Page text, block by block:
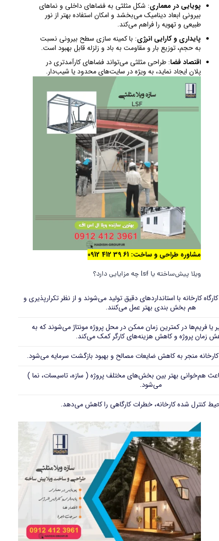
پویایی در معماری: شکل مثلثی به فضاهای داخلی و نماهای
بیرونی ابعاد دینامیک می‌بخشد و امکان استفاده بهتر از نور
طبیعی و تهویه را فراهم می‌کند.
پایداری و کارایی انرژی: با کمینه‌ سازی سطح بیرونی نسبت
به حجم، توزیع بار و مقاومت به باد و زلزله قابل بهبود است.
اقتصاد فضا: طراحی مثلثی می‌تواند فضاهای کارآمدتری در
پلان ایجاد نماید، به ویژه در سایت‌های محدود یا شیب‌دار.
مشاوره طراحی و ساخت: 61 39 412 0912
ویلا پیش‌ساخته یا lsf چه مزایایی دارد؟
کارخانه با استانداردهای دقیق تولید می‌شوند و از نظر تکرارپذیری و
هم‌ بخش بندی بهتر عمل می‌کنند.
فریم‌ها در کمترین زمان ممکن در محل پروژه مونتاژ می‌شوند که به
زمان پروژه و کاهش هزینه‌های کارگر کمک می‌کند.
منجر به کاهش ضایعات مصالح و بهبود بازگشت سرمایه می‌شود.
هم‌خوانی بهتر بین بخش‌های مختلف پروژه ( سازه، تاسیسات، نما )
می‌شود.
کنترل‌ شده کارخانه، خطرات کارگاهی را کاهش می‌دهد.